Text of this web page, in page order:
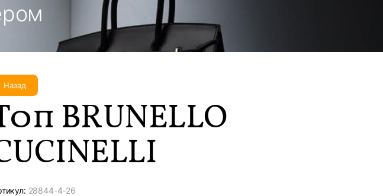
Назад
BRUNELLO
28844-4-26